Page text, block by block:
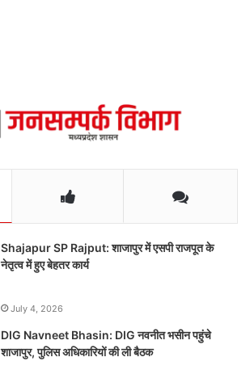
Shajapur SP Rajput: शाजापुर में एसपी राजपूत के
नेतृत्व में हुए बेहतर कार्य
July 4, 2026
DIG Navneet Bhasin: DIG नवनीत भसीन पहुंचे
शाजापुर, पुलिस अधिकारियों की ली बैठक